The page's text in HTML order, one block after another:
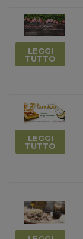
LEGGI
TUTTO
LEGGI
TUTTO